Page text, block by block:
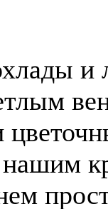
и
нашим